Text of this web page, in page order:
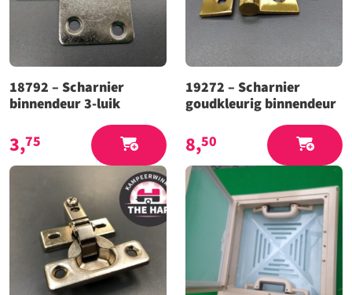
18792 – Scharnier
binnendeur 3-luik
3,75
19272 – Scharnier
goudkleurig binnendeur
8,50